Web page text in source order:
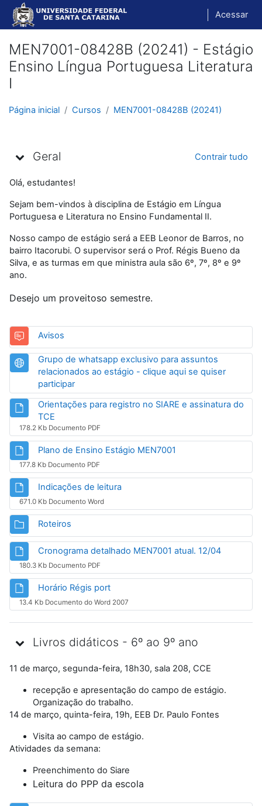
Ir para o conteúdo principal
Acessar
MEN7001-08428B (20241) - Estágio
Ensino Língua Portuguesa Literatura
I
Página inicial Cursos MEN7001-08428B (20241)
Geral Contrair tudo
Olá, estudantes!
Sejam bem-vindos à disciplina de Estágio em Língua
Portuguesa e Literatura no Ensino Fundamental II.
Nosso campo de estágio será a EEB Leonor de Barros, no
bairro Itacorubi. O supervisor será o Prof. Régis Bueno da
Silva, e as turmas em que ministra aula são 6º, 7º, 8º e 9º
ano.
Desejo um proveitoso semestre.
Avisos
Grupo de whatsapp exclusivo para assuntos
relacionados ao estágio - clique aqui se quiser
participarURL
Orientações para registro no SIARE e assinatura do
TCE
178.2 Kb Documento PDF
Plano de Ensino Estágio MEN7001
177.8 Kb Documento PDF
Indicações de leituraArquivo
671.0 Kb Documento Word
Roteiros
Cronograma detalhado MEN7001 atual. 12/04Arquivo
180.3 Kb Documento PDF
Horário Régis portArquivo
13.4 Kb Documento do Word 2007
Livros didáticos - 6º ao 9º ano
11 de março, segunda-feira, 18h30, sala 208, CCE
recepção e apresentação do campo de estágio.
Organização do trabalho.
14 de março, quinta-feira, 19h, EEB Dr. Paulo Fontes
Visita ao campo de estágio.
Atividades da semana:
Preenchimento do Siare
Leitura do PPP da escola